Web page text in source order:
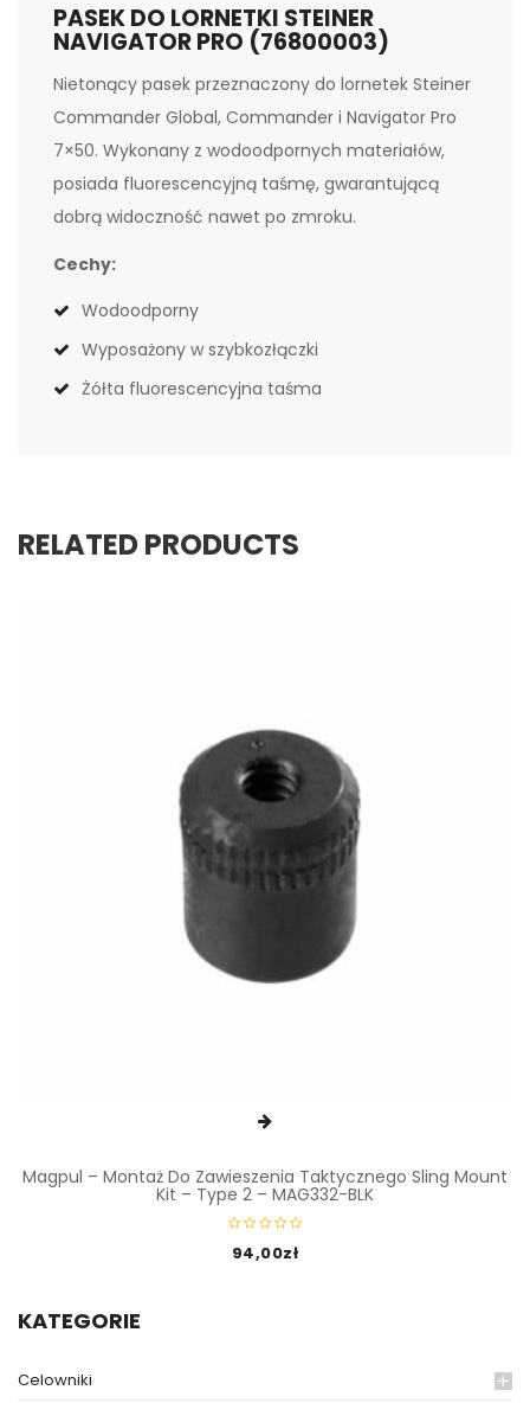
KATEGORIE
Celowniki
PASEK DO LORNETKI STEINER
NAVIGATOR PRO (76800003)
Nietonący pasek przeznaczony do lornetek Steiner
Commander Global, Commander i Navigator Pro
7×50. Wykonany z wodoodpornych materiałów,
posiada fluorescencyjną taśmę, gwarantującą
dobrą widoczność nawet po zmroku.
Cechy:
Wodoodporny
Wyposażony w szybkozłączki
Żółta fluorescencyjna taśma
RELATED PRODUCTS
Magpul – Montaż Do Zawieszenia Taktycznego Sling Mount
Kit – Type 2 – MAG332-BLK
94,00zł